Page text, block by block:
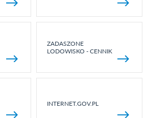
ZADASZONE
LODOWISKO - CENNIK
INTERNET.GOV.PL